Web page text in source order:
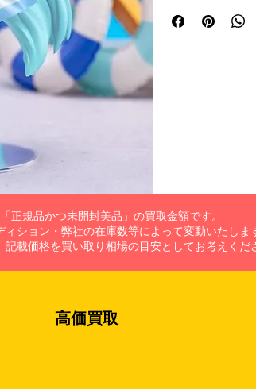
正規品かつ未開封美品」の買取金額です。
ション・弊社の在庫数等によって変動いたしま
載価格を買い取り相場の目安としてお考えくだ
高価買取